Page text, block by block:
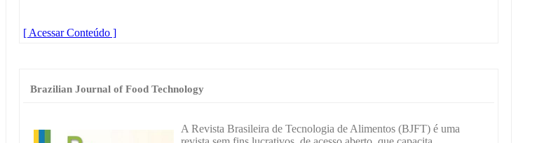
[ Acessar Conteúdo ]
Brazilian Journal of Food Technology
A Revista Brasileira de Tecnologia de Alimentos (BJFT) é uma